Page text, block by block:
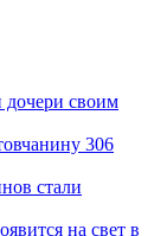
дочери своим
306
стали
на свет в